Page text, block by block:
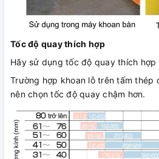
Tốc độ quay thích hợp
Hãy sử dụng tốc độ quay thích hợp
Trường hợp khoan lỗ trên tấm thép
nên chọn tốc độ quay chậm hơn.